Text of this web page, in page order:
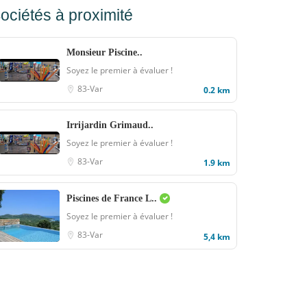
à proximité
Monsieur Piscine..
Soyez le premier à évaluer !
83-Var
0.2 km
Irrijardin Grimaud..
Soyez le premier à évaluer !
83-Var
1.9 km
Piscines de France L..
Soyez le premier à évaluer !
83-Var
5,4 km